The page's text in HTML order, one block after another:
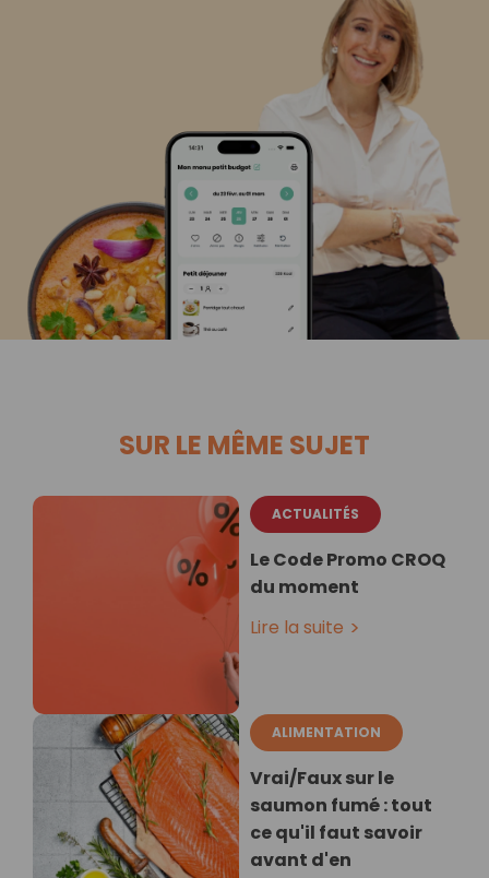
SUR LE MÊME SUJET
ACTUALITÉS
Le Code Promo CROQ
du moment
Lire la suite
ALIMENTATION
Vrai/Faux sur le
saumon fumé : tout
ce qu'il faut savoir
avant d'en